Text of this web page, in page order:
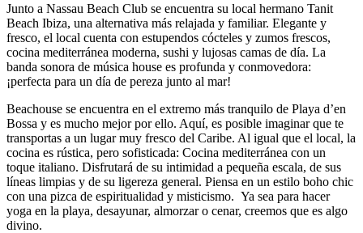
Junto a Nassau Beach Club se encuentra su local hermano Tanit
Beach Ibiza, una alternativa más relajada y familiar. Elegante y
fresco, el local cuenta con estupendos cócteles y zumos frescos,
cocina mediterránea moderna, sushi y lujosas camas de día. La
banda sonora de música house es profunda y conmovedora:
¡perfecta para un día de pereza junto al mar!
Beachouse se encuentra en el extremo más tranquilo de Playa d’en
Bossa y es mucho mejor por ello. Aquí, es posible imaginar que te
transportas a un lugar muy fresco del Caribe. Al igual que el local, la
cocina es rústica, pero sofisticada: Cocina mediterránea con un
toque italiano. Disfrutará de su intimidad a pequeña escala, de sus
líneas limpias y de su ligereza general. Piensa en un estilo boho chic
con una pizca de espiritualidad y misticismo. Ya sea para hacer
yoga en la playa, desayunar, almorzar o cenar, creemos que es algo
divino.